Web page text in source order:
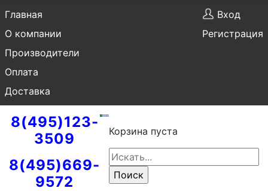
Главная
О компании
Производители
Оплата
Доставка
Вход
Регистрация
8(495)123-
3509
8(495)669-
9572
Корзина пуста